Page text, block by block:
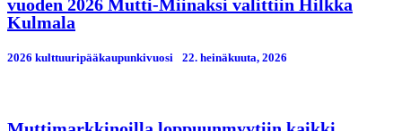
vuoden 2026 Mutti-Miinaksi valittiin Hilkka
Kulmala
2026 kulttuuripääkaupunkivuosi 22. heinäkuuta, 2026